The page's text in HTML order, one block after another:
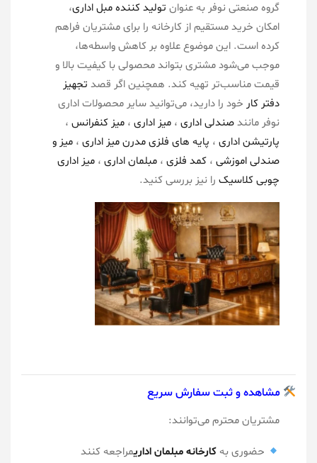
گروه صنعتی نوفر به عنوان تولید کننده مبل اداری،
امکان خرید مستقیم از کارخانه را برای مشتریان فراهم
کرده است. این موضوع علاوه بر کاهش واسطه‌ها،
موجب می‌شود مشتری بتواند محصولی با کیفیت بالا و
قیمت مناسب‌تر تهیه کند. همچنین اگر قصد تجهیز
دفتر کار خود را دارید، می‌توانید سایر محصولات اداری
نوفر مانندصندلی اداری ، میز اداری ، میز کنفرانس ،
پارتیشن اداری ، پایه های فلزی مدرن میز اداری ، میز و
صندلی اموزشی ، کمد فلزی ، مبلمان اداری ، میز اداری
چوبی کلاسیک را نیز بررسی کنید.
مشاهده و ثبت سفارش سریع
مشتریان محترم می‌توانند:
حضوری بهکارخانه مبلمان اداریمراجعه کنند